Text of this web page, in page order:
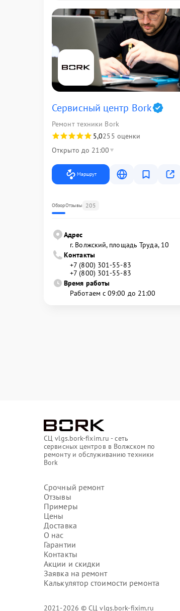
Сервисный центр Bork
Ремонт техники Bork
5,0255 оценки
Открыто до 21:00
Маршрут
ОбзорОтзывы 205
Адрес
г. Волжский, площадь Труда, 10
Контакты
+7 (800) 301-55-83
+7 (800) 301-55-83
Время работы
Работаем с 09:00 до 21:00
СЦ vlgs.bork-fixim.ru - сеть
сервисных центров в Волжском по
ремонту и обслуживанию техники
Bork
Срочный ремонт
Отзывы
Примеры
Цены
Доставка
О нас
Гарантии
Контакты
Акции и скидки
Заявка на ремонт
Калькулятор стоимости ремонта
2021-2026 © СЦ vlgs.bork-fixim.ru